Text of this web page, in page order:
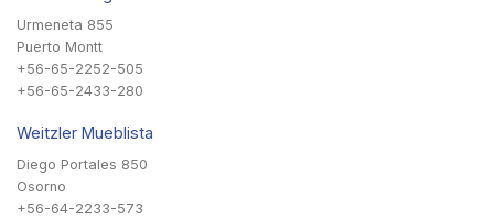
Urmeneta 855
Puerto Montt
+56-65-2252-505
+56-65-2433-280
Weitzler Mueblista
Diego Portales 850
Osorno
+56-64-2233-573